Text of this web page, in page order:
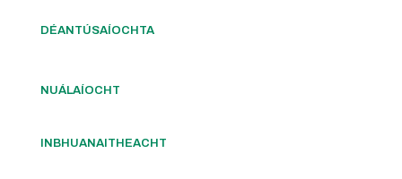
DÉANTÚSAÍOCHTA
NUÁLAÍOCHT
INBHUANAITHEACHT